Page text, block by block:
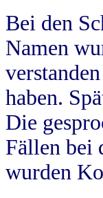
Bei den
Namen
haben.
Die
Fällen bei
wurden